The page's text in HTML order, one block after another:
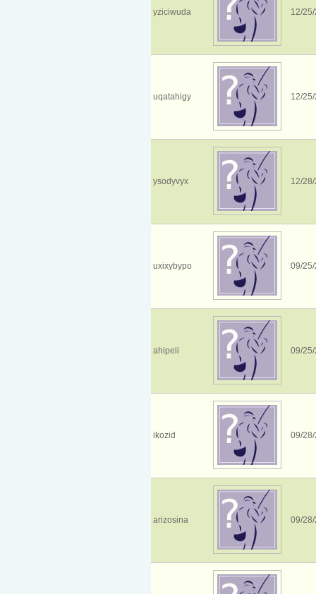
yziciwuda 12/
uqatahigy 12/
ysodyvyx 12/
uxixybypo 09/
ahipeli 09/
ikozid 09/
arizosina 09/